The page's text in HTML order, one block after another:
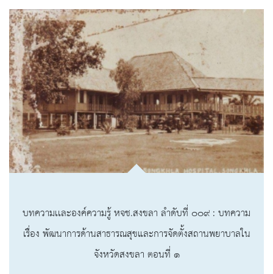
บทความเเละองค์ความรู้ หจช.สงขลา ลำดับที่ ๐๐๙ : บทความ
เรื่อง พัฒนาการด้านสาธารณสุขและการจัดตั้งสถานพยาบาลใน
จังหวัดสงขลา ตอนที่ ๑